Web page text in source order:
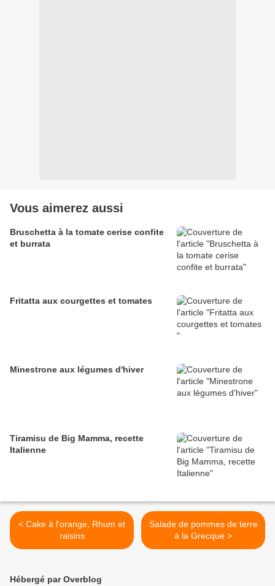
Vous aimerez aussi
Bruschetta à la tomate cerise confite
et burrata
Fritatta aux courgettes et tomates
Minestrone aux légumes d'hiver
Tiramisu de Big Mamma, recette
Italienne
< Cake à l'orange, Rhum et
raisins
Salade de pommes de terre
à la Grecque >
Hébergé par Overblog